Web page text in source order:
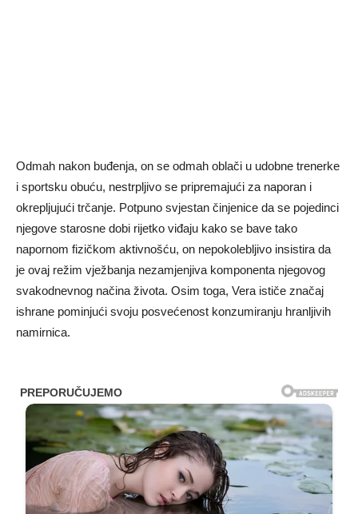
Odmah nakon buđenja, on se odmah oblači u udobne trenerke
i sportsku obuću, nestrpljivo se pripremajući za naporan i
okrepljujući trčanje. Potpuno svjestan činjenice da se pojedinci
njegove starosne dobi rijetko viđaju kako se bave tako
napornom fizičkom aktivnošću, on nepokolebljivo insistira da
je ovaj režim vježbanja nezamjenjiva komponenta njegovog
svakodnevnog načina života. Osim toga, Vera ističe značaj
ishrane pominjući svoju posvećenost konzumiranju hranljivih
namirnica.